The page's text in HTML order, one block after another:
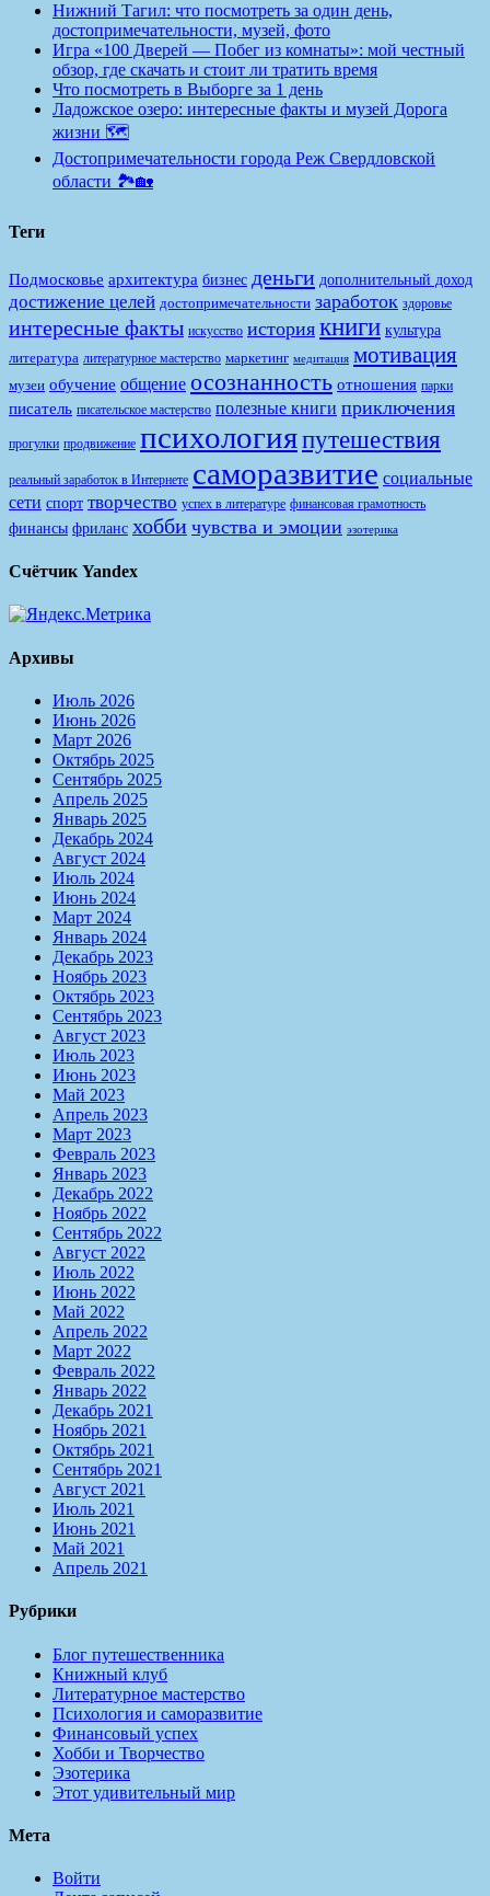
Нижний Тагил: что посмотреть за один день,
достопримечательности, музей, фото
Игра «100 Дверей — Побег из комнаты»: мой честный
обзор, где скачать и стоит ли тратить время
Что посмотреть в Выборге за 1 день
Ладожское озеро: интересные факты и музей Дорога
жизни 🗺️
Достопримечательности города Реж Свердловской
области 🏞️🏡
Теги
Подмосковье архитектура бизнес деньги дополнительный доход
достижение целей достопримечательности заработок здоровье
интересные факты искусство история книги культура
литература литературное мастерство маркетинг медитация мотивация
музеи обучение общение осознанность отношения парки
писатель писательское мастерство полезные книги приключения
прогулки продвижение психологияпутешествия
реальный заработок в Интернете саморазвитие социальные
сети спорт творчество успех в литературе финансовая грамотность
финансы фриланс хобби чувства и эмоции эзотерика
Счётчик Yandex
Архивы
Июль 2026
Июнь 2026
Март 2026
Октябрь 2025
Сентябрь 2025
Апрель 2025
Январь 2025
Декабрь 2024
Август 2024
Июль 2024
Июнь 2024
Март 2024
Январь 2024
Декабрь 2023
Ноябрь 2023
Октябрь 2023
Сентябрь 2023
Август 2023
Июль 2023
Июнь 2023
Май 2023
Апрель 2023
Март 2023
Февраль 2023
Январь 2023
Декабрь 2022
Ноябрь 2022
Сентябрь 2022
Август 2022
Июль 2022
Июнь 2022
Май 2022
Апрель 2022
Март 2022
Февраль 2022
Январь 2022
Декабрь 2021
Ноябрь 2021
Октябрь 2021
Сентябрь 2021
Август 2021
Июль 2021
Июнь 2021
Май 2021
Апрель 2021
Рубрики
Блог путешественника
Книжный клуб
Литературное мастерство
Психология и саморазвитие
Финансовый успех
Хобби и Творчество
Эзотерика
Этот удивительный мир
Мета
Войти